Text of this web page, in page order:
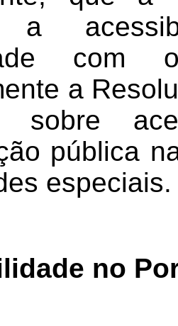
a
com
a
sobre
pública
especiais.
no